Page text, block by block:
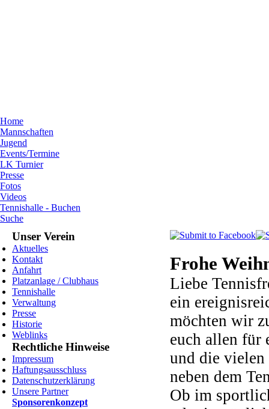
Home
Mannschaften
Jugend
Events/Termine
LK Turnier
Presse
Fotos
Videos
Tennishalle - Buchen
Suche
Unser Verein
Aktuelles
Kontakt
Anfahrt
Platzanlage / Clubhaus
Tennishalle
Verwaltung
Presse
Historie
Weblinks
Rechtliche Hinweise
Impressum
Haftungsausschluss
Datenschutzerklärung
Unsere Partner
Sponsorenkonzept
Frohe
Liebe
ein
möchten wir
euch allen für
und die vielen
neben dem
Ob im